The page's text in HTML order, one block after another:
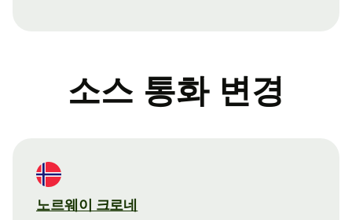
소스 통화 변경
노르웨이 크로네